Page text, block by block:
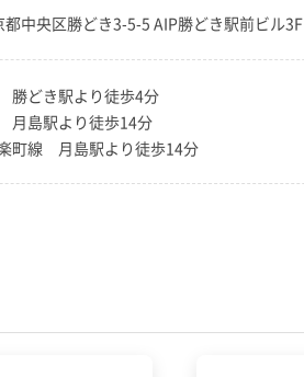
都中央区勝どき3-5-5 AIP勝どき駅前ビル3F
勝どき駅より徒歩4分
月島駅より徒歩14分
町線 月島駅より徒歩14分